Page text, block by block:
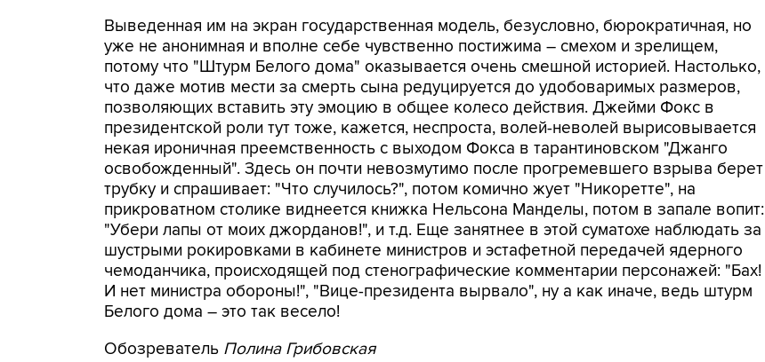
Выведенная им на экран государственная модель, безусловно, бюрократичная, но
уже не анонимная и вполне себе чувственно постижима – смехом и зрелищем,
потому что "Штурм Белого дома" оказывается очень смешной историей. Настолько,
что даже мотив мести за смерть сына редуцируется до удобоваримых размеров,
позволяющих вставить эту эмоцию в общее колесо действия. Джейми Фокс в
президентской роли тут тоже, кажется, неспроста, волей-неволей вырисовывается
некая ироничная преемственность с выходом Фокса в тарантиновском "Джанго
освобожденный". Здесь он почти невозмутимо после прогремевшего взрыва берет
трубку и спрашивает: "Что случилось?", потом комично жует "Никоретте", на
прикроватном столике виднеется книжка Нельсона Манделы, потом в запале вопит:
"Убери лапы от моих джорданов!", и т.д. Еще занятнее в этой суматохе наблюдать за
шустрыми рокировками в кабинете министров и эстафетной передачей ядерного
чемоданчика, происходящей под стенографические комментарии персонажей: "Бах!
И нет министра обороны!", "Вице-президента вырвало", ну а как иначе, ведь штурм
Белого дома – это так весело!
Обозреватель Полина Грибовская